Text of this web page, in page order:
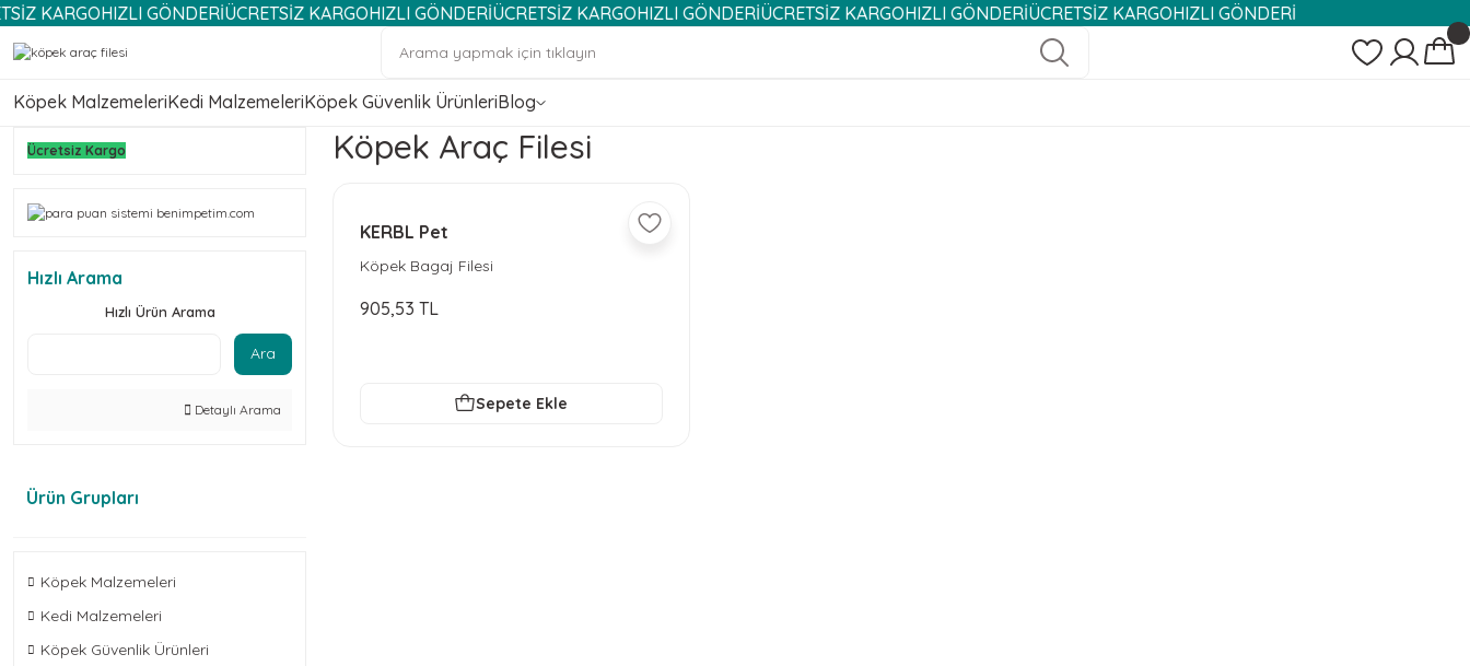
HIZLI GÖNDERİÜCRETSİZ KARGOHIZLI GÖNDERİÜCRETSİZ KARGOHIZLI GÖNDERİÜCRETSİZ KARGOHIZLI GÖNDERİÜCRETSİZ KARGOHIZLI GÖNDERİ
Köpek MalzemeleriKedi MalzemeleriKöpek Güvenlik ÜrünleriBlog
Ücretsiz Kargo
Hızlı Arama
Hızlı Ürün Arama
Ara
Detaylı Arama
Ürün Grupları
Köpek Malzemeleri
Kedi Malzemeleri
Köpek Güvenlik Ürünleri
Köpek Araç Filesi
KERBL Pet
Köpek Bagaj Filesi
905,53 TL
Sepete Ekle